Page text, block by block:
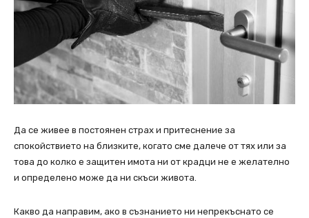
Да се живее в постоянен страх и притеснение за
спокойствието на близките, когато сме далече от тях или за
това до колко е защитен имота ни от крадци не е желателно
и определено може да ни скъси живота.
Какво да направим, ако в съзнанието ни непрекъснато се